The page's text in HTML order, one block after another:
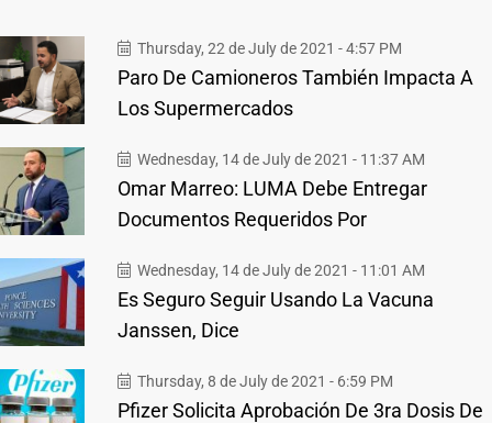
Thursday, 22 de July de 2021 - 4:57 PM
Paro De Camioneros También Impacta A
Los Supermercados
Wednesday, 14 de July de 2021 - 11:37 AM
Omar Marreo: LUMA Debe Entregar
Documentos Requeridos Por
Wednesday, 14 de July de 2021 - 11:01 AM
Es Seguro Seguir Usando La Vacuna
Janssen, Dice
Thursday, 8 de July de 2021 - 6:59 PM
Pfizer Solicita Aprobación De 3ra Dosis De